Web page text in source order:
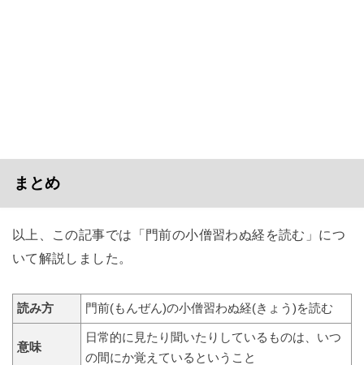
まとめ
以上、この記事では「門前の小僧習わぬ経を読む」につ
いて解説しました。
読み方 門前(もんぜん)の小僧習わぬ経(きょう)を読む
意味
日常的に見たり聞いたりしているものは、いつ
の間にか覚えているということ